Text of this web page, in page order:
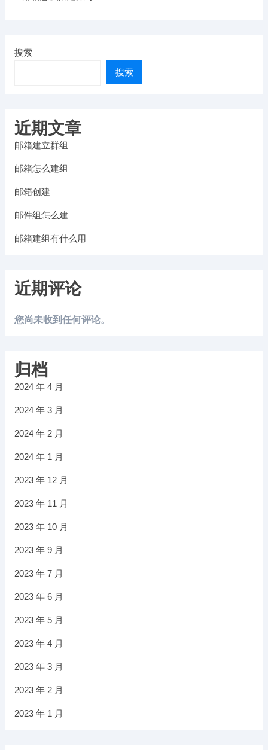
搜索
搜索
近期文章
邮箱建立群组
邮箱怎么建组
邮箱创建
邮件组怎么建
邮箱建组有什么用
近期评论
您尚未收到任何评论。
归档
2024 年 4 月
2024 年 3 月
2024 年 2 月
2024 年 1 月
2023 年 12 月
2023 年 11 月
2023 年 10 月
2023 年 9 月
2023 年 7 月
2023 年 6 月
2023 年 5 月
2023 年 4 月
2023 年 3 月
2023 年 2 月
2023 年 1 月